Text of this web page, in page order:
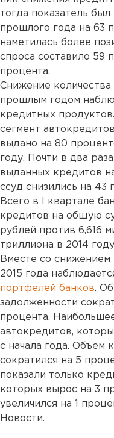
тогда показатель
прошлого года на 63
наметилась более
спроса составило 59
процента.
Снижение
прошлым годом
кредитных
сегмент
выдано на 80
году. Почти в два
выданных кредитов
ссуд снизились на 43
Всего в I квартале
кредитов на общую
рублей против 6,616
триллиона в 2014
Вместе со снижением
2015 года
портфелей банков.
задолженности
процента.
автокредитов,
с начала года. Объем
сократился на 5
показали только
которых вырос на 3
увеличился на 1
Новости.